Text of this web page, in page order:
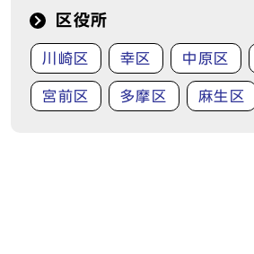
区役所
川崎区 幸区 中原区
宮前区 多摩区 麻生区